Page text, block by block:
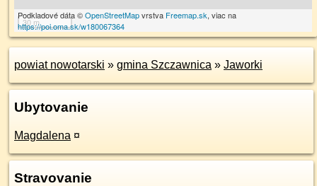
30 m
Podkladové dáta ©OpenStreetMapvrstva Freemap.sk, viac na
https://poi.oma.sk/w180067364
powiat nowotarski » gmina Szczawnica » Jaworki
Ubytovanie
Magdalena ¤
Stravovanie